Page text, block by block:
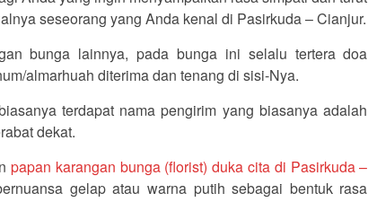
seseorang yang Anda kenal di Pasirkuda – Cianjur.
bunga lainnya, pada bunga ini selalu tertera doa
almarhuah diterima dan tenang di sisi-Nya.
terdapat nama pengirim yang biasanya adalah
dekat.
papan karangan bunga (florist) duka cita di Pasirkuda –
gelap atau warna putih sebagai bentuk rasa